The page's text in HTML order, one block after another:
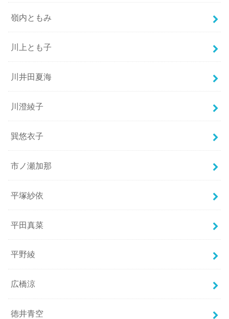
嶺内ともみ
川上とも子
川井田夏海
川澄綾子
巽悠衣子
市ノ瀬加那
平塚紗依
平田真菜
平野綾
広橋涼
徳井青空